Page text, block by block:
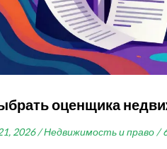
оценщика
2026 / Недвижимость и право /